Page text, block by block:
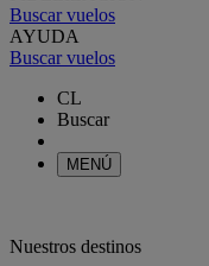
Buscar vuelos
AYUDA
Buscar vuelos
CL
Buscar
MENÚ
Nuestros destinos